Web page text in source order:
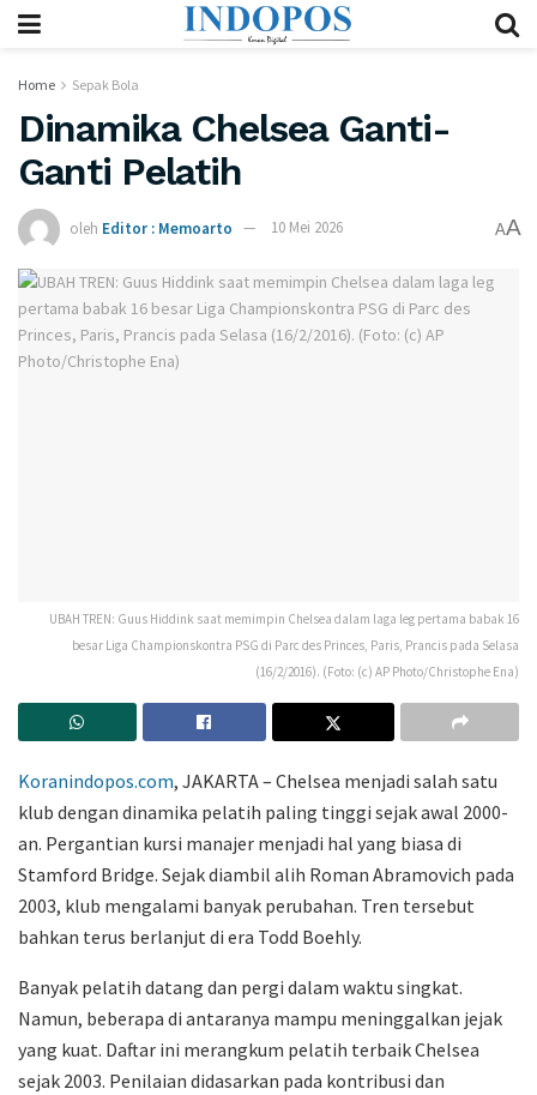
Home Sepak Bola
Dinamika Chelsea Ganti-
Ganti Pelatih
oleh Editor : Memoarto 10 Mei 2026 AA
UBAH TREN: Guus Hiddink saat memimpin Chelsea dalam laga leg pertama babak 16
besar Liga Championskontra PSG di Parc des Princes, Paris, Prancis pada Selasa
(16/2/2016). (Foto: (c) AP Photo/Christophe Ena)
Koranindopos.com, JAKARTA – Chelsea menjadi salah satu
klub dengan dinamika pelatih paling tinggi sejak awal 2000-
an. Pergantian kursi manajer menjadi hal yang biasa di
Stamford Bridge. Sejak diambil alih Roman Abramovich pada
2003, klub mengalami banyak perubahan. Tren tersebut
bahkan terus berlanjut di era Todd Boehly.
Banyak pelatih datang dan pergi dalam waktu singkat.
Namun, beberapa di antaranya mampu meninggalkan jejak
yang kuat. Daftar ini merangkum pelatih terbaik Chelsea
sejak 2003. Penilaian didasarkan pada kontribusi dan